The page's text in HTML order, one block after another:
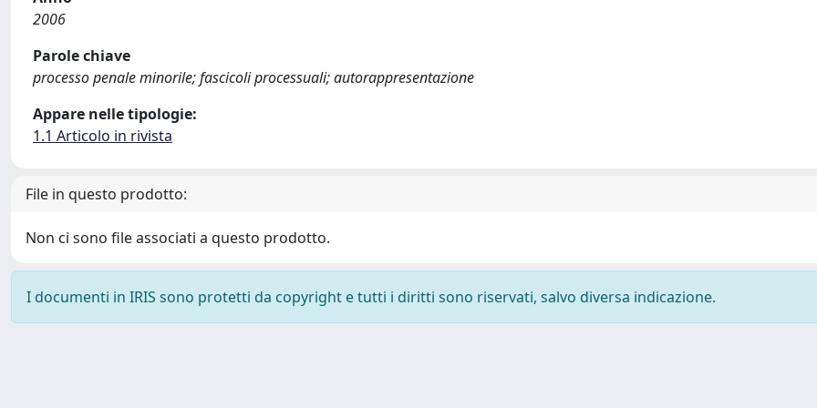
2006
Parole chiave
processo penale minorile; fascicoli processuali; autorappresentazione
Appare nelle tipologie:
1.1 Articolo in rivista
File in questo prodotto:
Non ci sono file associati a questo prodotto.
I documenti in IRIS sono protetti da copyright e tutti i diritti sono riservati, salvo diversa indicazione.